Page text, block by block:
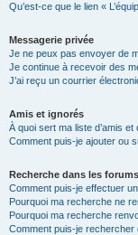
Qu’est-ce que le lien «
Messagerie privée
Je ne peux pas envoyer de
Je continue à recevoir des
J’ai reçu un courrier
Amis et ignorés
À quoi sert ma liste d’amis et
Comment puis-je ajouter ou
Recherche dans les forums
Comment puis-je effectuer
Pourquoi ma recherche ne
Pourquoi ma recherche
Comment puis-je rechercher